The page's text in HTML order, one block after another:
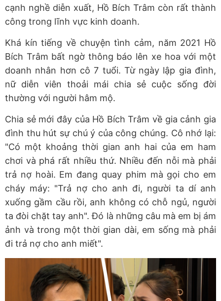
cạnh nghề diễn xuất, Hồ Bích Trâm còn rất thành
công trong lĩnh vực kinh doanh.
Khá kín tiếng về chuyện tình cảm, năm 2021 Hồ
Bích Trâm bất ngờ thông báo lên xe hoa với một
doanh nhân hơn cô 7 tuổi. Từ ngày lập gia đình,
nữ diễn viên thoải mái chia sẻ cuộc sống đời
thường với người hâm mộ.
Chia sẻ mới đây của Hồ Bích Trâm về gia cảnh gia
đình thu hút sự chú ý của công chúng. Cô nhớ lại:
"Có một khoảng thời gian anh hai của em ham
chơi và phá rất nhiều thứ. Nhiều đến nỗi mà phải
trả nợ hoài. Em đang quay phim mà gọi cho em
cháy máy: "Trả nợ cho anh đi, người ta dí anh
xuống gầm cầu rồi, anh không có chỗ ngủ, người
ta đòi chặt tay anh". Đó là những câu mà em bị ám
ảnh và trong một thời gian dài, em sống mà phải
đi trả nợ cho anh miết".